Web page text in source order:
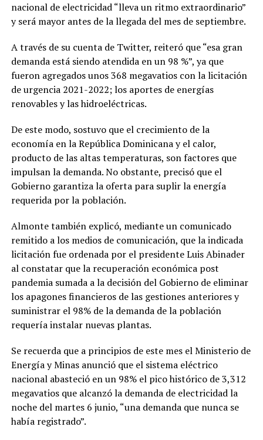
nacional de electricidad “lleva un ritmo extraordinario”
y será mayor antes de la llegada del mes de septiembre.
A través de su cuenta de Twitter, reiteró que “esa gran
demanda está siendo atendida en un 98 %”, ya que
fueron agregados unos 368 megavatios con la licitación
de urgencia 2021-2022; los aportes de energías
renovables y las hidroeléctricas.
De este modo, sostuvo que el crecimiento de la
economía en la República Dominicana y el calor,
producto de las altas temperaturas, son factores que
impulsan la demanda. No obstante, precisó que el
Gobierno garantiza la oferta para suplir la energía
requerida por la población.
Almonte también explicó, mediante un comunicado
remitido a los medios de comunicación, que la indicada
licitación fue ordenada por el presidente Luis Abinader
al constatar que la recuperación económica post
pandemia sumada a la decisión del Gobierno de eliminar
los apagones financieros de las gestiones anteriores y
suministrar el 98% de la demanda de la población
requería instalar nuevas plantas.
Se recuerda que a principios de este mes el Ministerio de
Energía y Minas anunció que el sistema eléctrico
nacional abasteció en un 98% el pico histórico de 3,312
megavatios que alcanzó la demanda de electricidad la
noche del martes 6 junio, “una demanda que nunca se
había registrado”.